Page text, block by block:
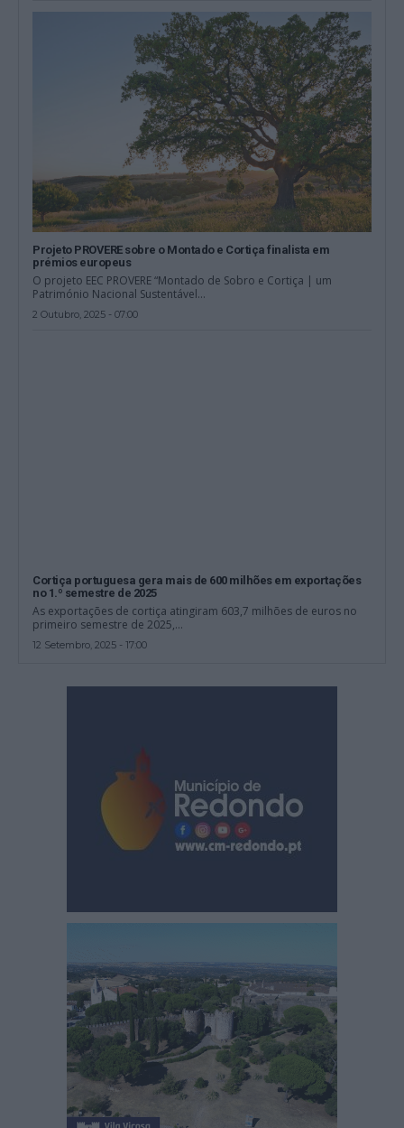
Projeto PROVERE sobre o Montado e Cortiça finalista em
prémios europeus
O projeto EEC PROVERE “Montado de Sobro e Cortiça | um
Património Nacional Sustentável...
2 Outubro, 2025 - 07:00
Cortiça portuguesa gera mais de 600 milhões em exportações
no 1.º semestre de 2025
As exportações de cortiça atingiram 603,7 milhões de euros no
primeiro semestre de 2025,...
12 Setembro, 2025 - 17:00